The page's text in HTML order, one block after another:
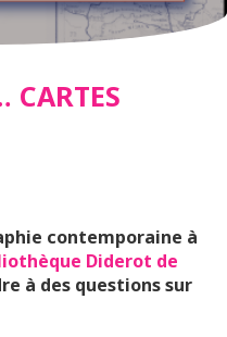
CARTES
contemporaine à
Diderot de
à des questions sur